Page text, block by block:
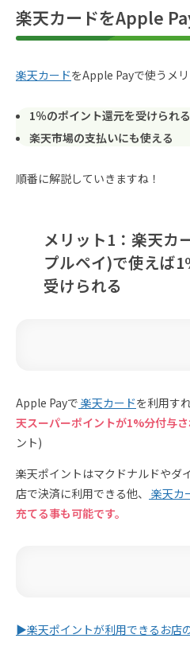
楽天カードをApple
楽天カードをApple Payで使うメ
1％のポイント還元を受けられる
楽天市場の支払いにも使える
順番に解説していきますね！
メリット1：楽天カ
プルペイ)で使えば
受けられる
Apple Payで 楽天カードを利用すれ
天スーパーポイントが1%分付与さ
ント)
楽天ポイントはマクドナルドやダ
店で決済に利用できる他、 楽天カ
充てる事も可能です。
▶︎楽天ポイントが利用できるお店